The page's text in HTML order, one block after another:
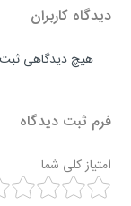
دیدگاه کاربران
هیچ دیدگاهی ثبت
فرم ثبت دیدگاه
امتیاز کلی شما